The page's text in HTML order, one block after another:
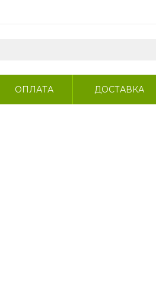
ОПЛАТА ДОСТАВКА